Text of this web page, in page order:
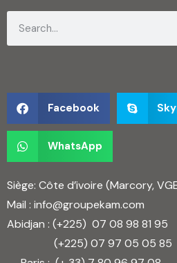
Facebook
WhatsApp
Siège: Côte d’ivoire (Marcory,
Mail : info@groupekam.com
Abidjan : (+225) 07 08 98 81 95
(+225) 07 97 05 05 85